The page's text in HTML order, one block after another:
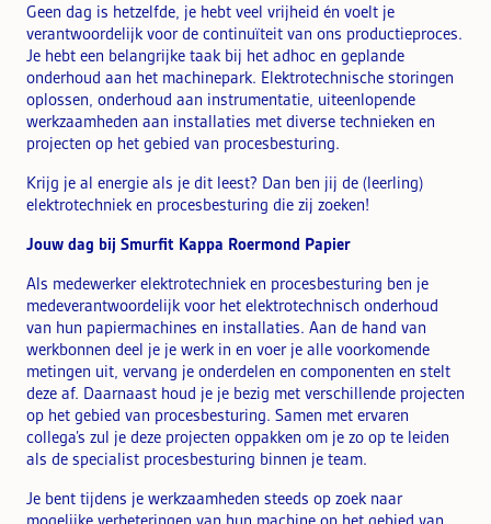
Geen dag is hetzelfde, je hebt veel vrijheid én voelt je
verantwoordelijk voor de continuïteit van ons productieproces.
Je hebt een belangrijke taak bij het adhoc en geplande
onderhoud aan het machinepark. Elektrotechnische storingen
oplossen, onderhoud aan instrumentatie, uiteenlopende
werkzaamheden aan installaties met diverse technieken en
projecten op het gebied van procesbesturing.
Krijg je al energie als je dit leest? Dan ben jij de (leerling)
elektrotechniek en procesbesturing die zij zoeken!
Jouw dag bij Smurfit Kappa Roermond Papier
Als medewerker elektrotechniek en procesbesturing ben je
medeverantwoordelijk voor het elektrotechnisch onderhoud
van hun papiermachines en installaties. Aan de hand van
werkbonnen deel je je werk in en voer je alle voorkomende
metingen uit, vervang je onderdelen en componenten en stelt
deze af. Daarnaast houd je je bezig met verschillende projecten
op het gebied van procesbesturing. Samen met ervaren
collega’s zul je deze projecten oppakken om je zo op te leiden
als de specialist procesbesturing binnen je team.
Je bent tijdens je werkzaamheden steeds op zoek naar